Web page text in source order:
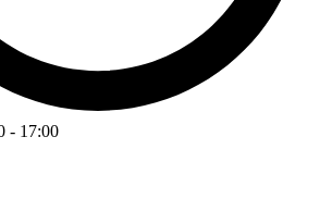
- 17:00